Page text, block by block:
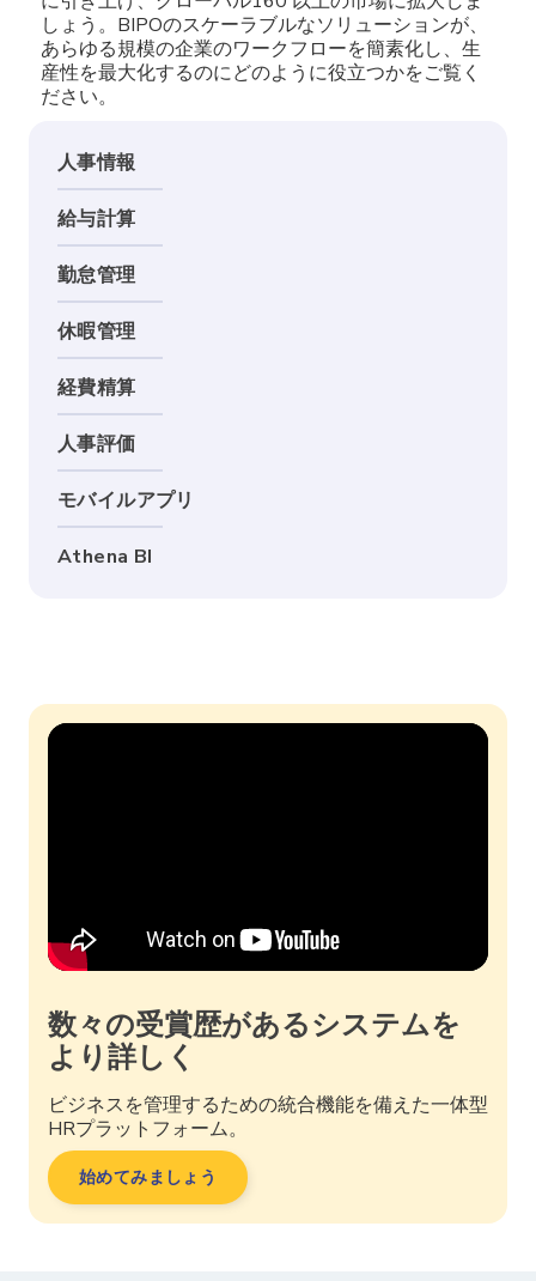
しょう。BIPOのスケーラブルなソリューションが、
あらゆる規模の企業のワークフローを簡素化し、生
産性を最大化するのにどのように役立つかをご覧く
ださい。
人事情報
給与計算
勤怠管理
休暇管理
経費精算
人事評価
モバイルアプリ
Athena BI
数々の受賞歴があるシステムを
より詳しく
ビジネスを管理するための統合機能を備えた一体型
HRプラットフォーム。
始めてみましょう